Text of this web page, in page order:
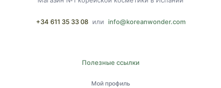
+34 611 35 33 08 или info@koreanwonder.com
Полезные ссылки
Мой профиль